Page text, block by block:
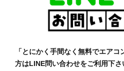
「とにかく手間なく無料でエア
方はLINE問い合わせをご利用下さ